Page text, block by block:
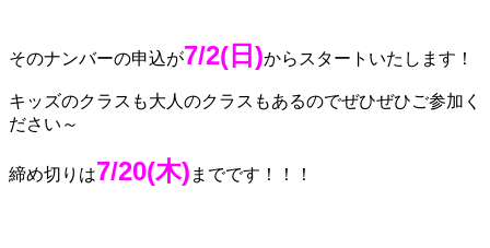
そのナンバーの申込が7/2(日)からスタートいたします！
キッズのクラスも大人のクラスもあるのでぜひぜひご参加く
ださい～
締め切りは7/20(木) までです！！！